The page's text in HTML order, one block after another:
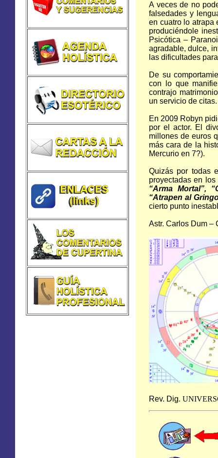
A veces de no
falsedades y
en cuatro lo atrapa
produciéndole
Psicótica –
agradable, dulce,
las dificultades
De su
con lo que
contrajo
un servicio de
En 2009 Robyn
por el actor. El
millones de euros
más cara de la
Mercurio en 7?).
Quizás por todas
proyectadas en
“Arma Mortal”,
“Atrapen al
cierto punto
Astr. Carlos Dum –
Rev. Dig.